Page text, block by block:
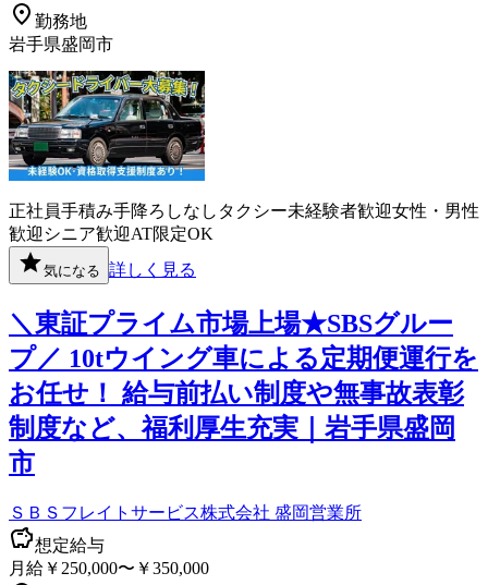
勤務地
岩手県盛岡市
正社員手積み手降ろしなし タクシー未経験者歓迎女性・男性
歓迎 シニア歓迎AT限定OK
気になる 詳しく見る
＼東証プライム市場上場★SBSグルー
プ／ 10tウイング車による定期便運行を
お任せ！ 給与前払い制度や無事故表彰
制度など、福利厚生充実｜岩手県盛岡
市
ＳＢＳフレイトサービス株式会社 盛岡営業所
想定給与
月給￥250,000〜￥350,000